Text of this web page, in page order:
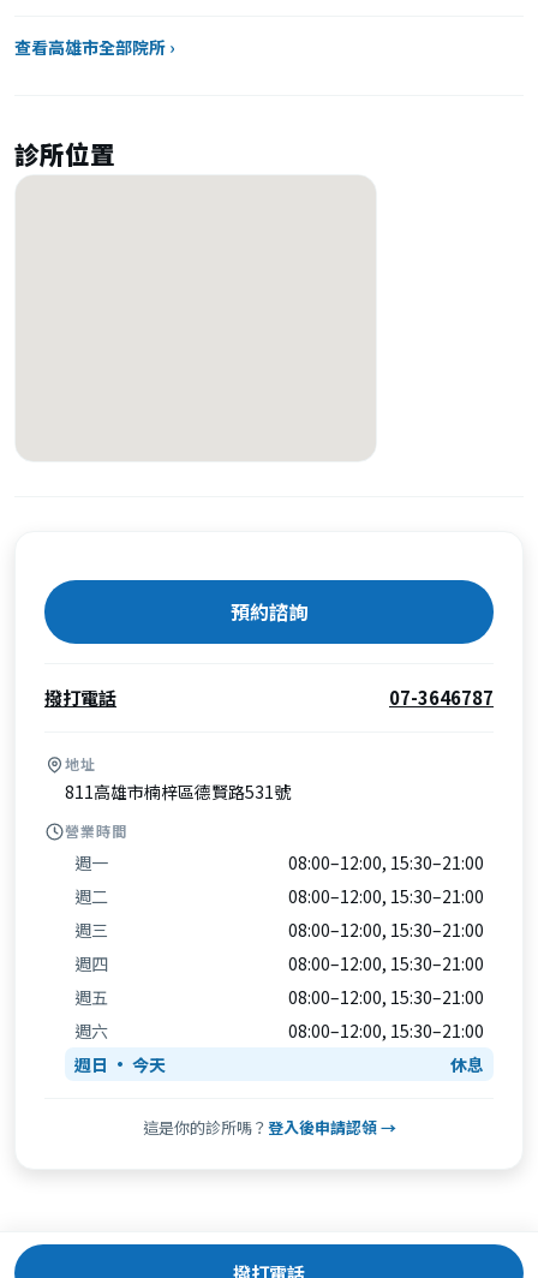
查看高雄市全部院所 ›
診所位置
預約諮詢
撥打電話 07-3646787
地址
811高雄市楠梓區德賢路531號
營業時間
週一
08:00–12:00, 15:30–21:00
週二
08:00–12:00, 15:30–21:00
週三
08:00–12:00, 15:30–21:00
週四
08:00–12:00, 15:30–21:00
週五
08:00–12:00, 15:30–21:00
週六
08:00–12:00, 15:30–21:00
週日
休息
這是你的診所嗎？ 登入後申請認領 →
撥打電話